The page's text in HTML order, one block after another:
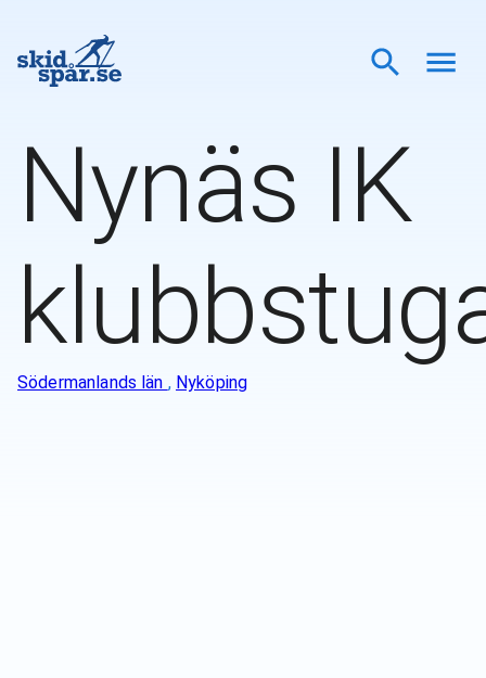
Nynäs IK
Södermanlands län , Nyköping